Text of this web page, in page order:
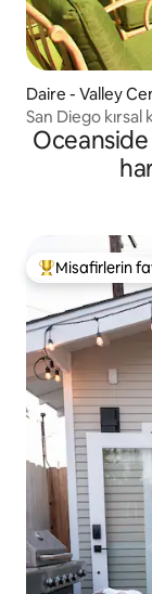
Daire - Valley
San Diego kırsal
Oceanside
Misafirlerin
Misafirlerin